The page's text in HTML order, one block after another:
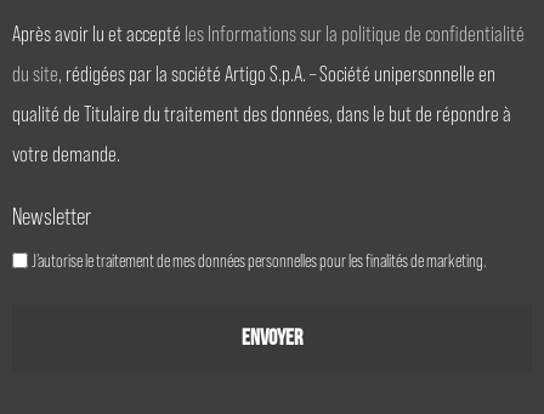
Après avoir lu et accepté les Informations sur la politique de confidentialité
du site, rédigées par la société Artigo S.p.A. – Société unipersonnelle en
qualité de Titulaire du traitement des données, dans le but de répondre à
votre demande.
Newsletter
J’autorise le traitement de mes données personnelles pour les finalités de marketing.